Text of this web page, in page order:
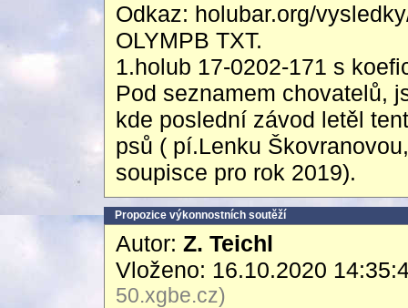
Odkaz: holubar.org/
OLYMPB TXT.
1.holub 17-0202-171 s
Pod seznamem chovatelů,
kde poslední závod letěl
psů ( pí.Lenku
soupisce pro rok 2019).
Propozice výkonnostních soutěží
Autor: Z. Teichl
Vloženo: 16.10.2020
50.xgbe.cz)